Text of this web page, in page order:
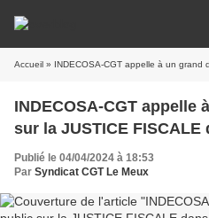
Accueil » INDECOSA-CGT appelle à un grand débat
INDECOSA-CGT appelle
sur la JUSTICE
Publié le 04/04/2024 à 18:53
Par Syndicat CGT Le Meux